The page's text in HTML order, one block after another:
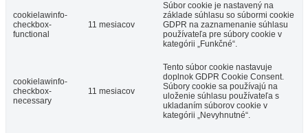
cookielawinfo-
checkbox-
functional
11 mesiacov
Súbor cookie je nastavený na
základe súhlasu so súbormi cookie
GDPR na zaznamenanie súhlasu
používateľa pre súbory cookie v
kategórii „Funkčné“.
cookielawinfo-
checkbox-
necessary
11 mesiacov
Tento súbor cookie nastavuje
doplnok GDPR Cookie Consent.
Súbory cookie sa používajú na
uloženie súhlasu používateľa s
ukladaním súborov cookie v
kategórii „Nevyhnutné“.